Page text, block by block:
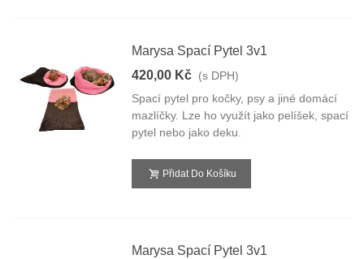
Marysa Spací Pytel 3v1
420,00 Kč (s DPH)
Spací pytel pro kočky, psy a jiné domácí
mazlíčky. Lze ho využít jako pelíšek, spací
pytel nebo jako deku.
Přidat Do Košíku
Marysa Spací Pytel 3v1